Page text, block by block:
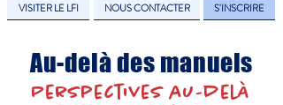
VISITER LE LFI NOUS CONTACTER S'INSCRIRE
Au-delà des manuels
Perspectives au-delà